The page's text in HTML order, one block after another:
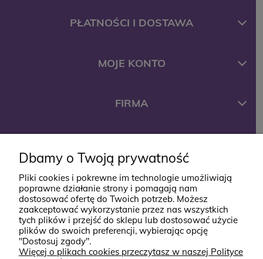
PŁATNOŚCI I DOSTAWA
MOJE KONTO
FIRMA
ul. Jana Styki 12
64-920 Piła
kontakt@babyboutik.pl
795 574 638
Dbamy o Twoją prywatność
Pliki cookies i pokrewne im technologie umożliwiają
poprawne działanie strony i pomagają nam
dostosować ofertę do Twoich potrzeb. Możesz
zaakceptować wykorzystanie przez nas wszystkich
tych plików i przejść do sklepu lub dostosować użycie
plików do swoich preferencji, wybierając opcję
"Dostosuj zgody".
Więcej o plikach cookies przeczytasz w naszej Polityce